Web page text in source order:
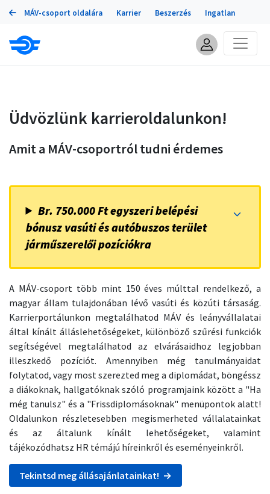
Ugrás
tartalomra
Portálok
MÁV-csoport oldalára Karrier Beszerzés Ingatlan
Üdvözlünk karrieroldalunkon!
Amit a MÁV-csoportról tudni érdemes
Br. 750.000 Ft egyszeri belépési
bónusz vasúti és autóbuszos terület
járműszerelői pozíciókra
A MÁV-csoport több mint 150 éves múlttal rendelkező, a
magyar állam tulajdonában lévő vasúti és közúti társaság.
Karrierportálunkon megtalálhatod MÁV és leányvállalatai
által kínált álláslehetőségeket, különböző szűrési funkciók
segítségével megtalálhatod az elvárásaidhoz legjobban
illeszkedő pozíciót. Amennyiben még tanulmányaidat
folytatod, vagy most szerezted meg a diplomádat, böngéssz
a diákoknak, hallgatóknak szóló programjaink között a "Ha
még tanulsz" és a "Frissdiplomásoknak" menüpontok alatt!
Oldalunkon részletesebben megismerheted vállalatainkat
és az általunk kínált lehetőségeket, valamint
tájékozódhatsz HR témájú híreinkről és eseményeinkről.
Tekintsd meg állásajánlatainkat! →